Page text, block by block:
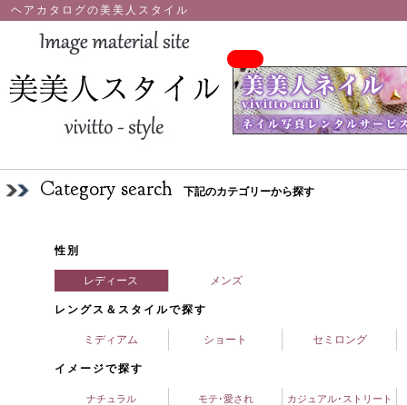
ヘアカタログの美美人スタイル
Category search 下記のカテゴリーから探す
性別
レディース メンズ
レングス＆スタイルで探す
ミディアム ショート セミロング
イメージで探す
ナチュラル モテ･愛され カジュアル･ストリート